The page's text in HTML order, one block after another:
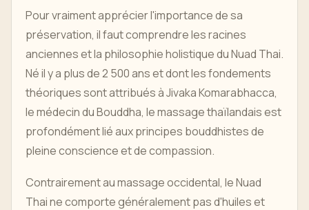
Pour vraiment apprécier l'importance de sa
préservation, il faut comprendre les racines
anciennes et la philosophie holistique du Nuad Thai.
Né il y a plus de 2 500 ans et dont les fondements
théoriques sont attribués à Jivaka Komarabhacca,
le médecin du Bouddha, le massage thaïlandais est
profondément lié aux principes bouddhistes de
pleine conscience et de compassion.
Contrairement au massage occidental, le Nuad
Thai ne comporte généralement pas d'huiles et